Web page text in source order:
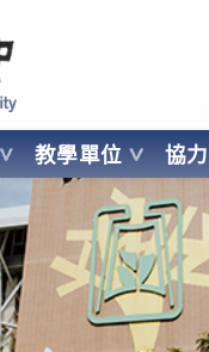
教學單位 協